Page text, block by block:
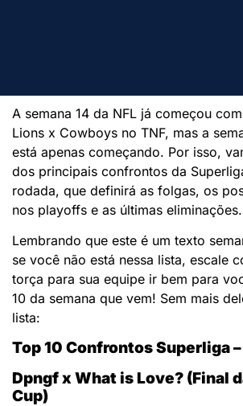
A semana 14 da NFL já começou
Lions x Cowboys no TNF, mas a
está apenas começando. Por isso,
dos principais confrontos da
rodada, que definirá as folgas, os
nos playoffs e as últimas eliminações.
Lembrando que este é um texto
se você não está nessa lista, escale
torça para sua equipe ir bem para
10 da semana que vem! Sem mais
lista:
Top 10 Confrontos Superliga
Dpngf x What is Love? (Final
Cup)